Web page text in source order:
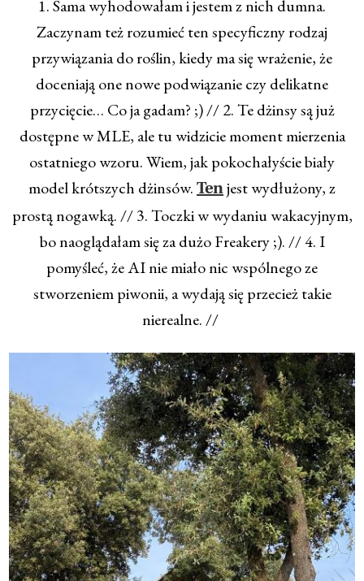
1. Sama wyhodowałam i jestem z nich dumna.
Zaczynam też rozumieć ten specyficzny rodzaj
przywiązania do roślin, kiedy ma się wrażenie, że
doceniają one nowe podwiązanie czy delikatne
przycięcie… Co ja gadam? ;) // 2. Te dżinsy są już
dostępne w MLE, ale tu widzicie moment mierzenia
ostatniego wzoru. Wiem, jak pokochałyście biały
model krótszych dżinsów. Ten jest wydłużony, z
prostą nogawką. // 3. Toczki w wydaniu wakacyjnym,
bo naoglądałam się za dużo Freakery ;). // 4. I
pomyśleć, że AI nie miało nic wspólnego ze
stworzeniem piwonii, a wydają się przecież takie
nierealne. //